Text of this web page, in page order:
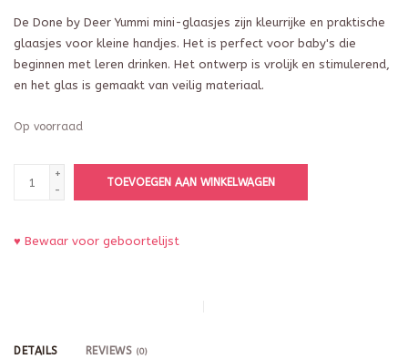
De Done by Deer Yummi mini-glaasjes zijn kleurrijke en praktische
glaasjes voor kleine handjes. Het is perfect voor baby's die
beginnen met leren drinken. Het ontwerp is vrolijk en stimulerend,
en het glas is gemaakt van veilig materiaal.
Op voorraad
+
-
TOEVOEGEN AAN WINKELWAGEN
♥ Bewaar voor geboortelijst
DETAILS REVIEWS (0)